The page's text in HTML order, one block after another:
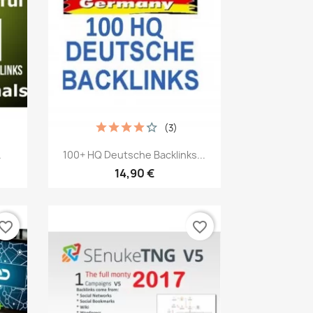
Vista rápida
100+ HQ Deutsche Backlinks...
14,90 €
(3)
favorite_border